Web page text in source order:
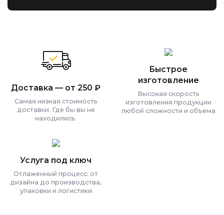
Доставка — от 250 ₽
Самая низкая стоимость
доставки. Где бы вы не
находились.
Быстрое
изготовление
Высокая скорость
изготовления продукции
любой сложности и объема
Услуга под ключ
Отлаженный процесс: от
дизайна до производства,
упаковки и логистики